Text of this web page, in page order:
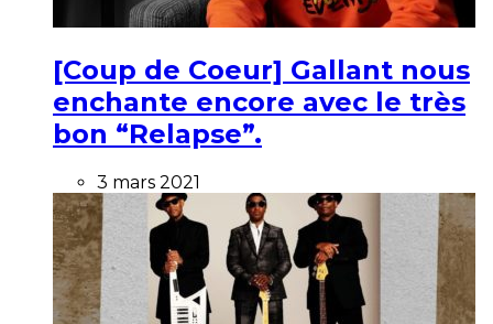
[Coup de Coeur] Gallant nous
enchante encore avec le très
bon “Relapse”.
3 mars 2021